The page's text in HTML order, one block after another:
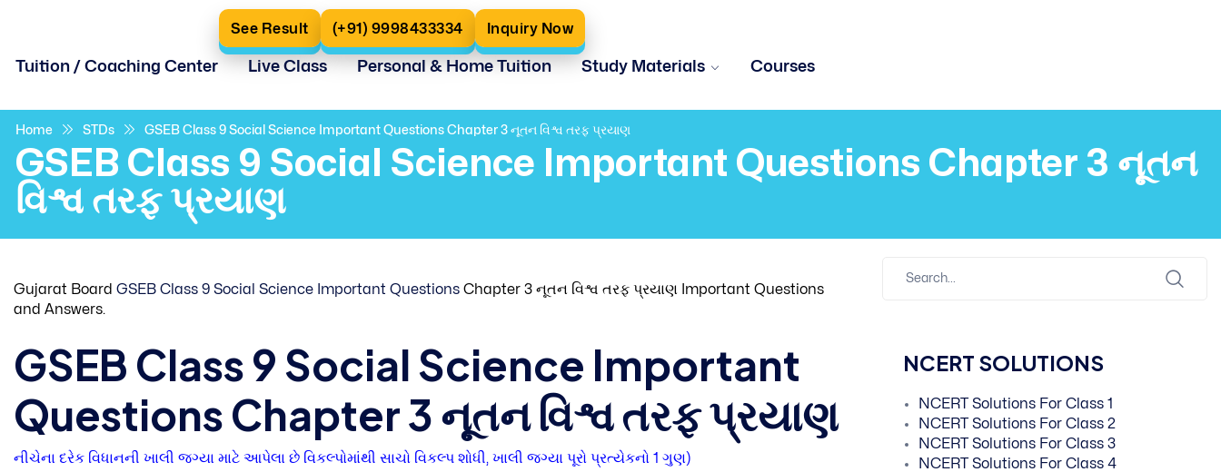
See Result (+91) 9998433334 Inquiry Now
Tuition / Coaching Center Live Class Personal & Home Tuition Study Materials Courses
Home STDs GSEB Class 9 Social Science Important Questions Chapter 3 નૂતન વિશ્વ તરફ પ્રયાણ
GSEB Class 9 Social Science Important Questions Chapter 3 નૂતન
વિશ્વ તરફ પ્રયાણ
Gujarat Board GSEB Class 9 Social Science Important Questions Chapter 3 નૂતન વિશ્વ તરફ પ્રયાણ Important Questions
and Answers.
GSEB Class 9 Social Science Important
Questions Chapter 3 નૂતન વિશ્વ તરફ પ્રયાણ
નીચેના દરેક વિધાનની ખાલી જગ્યા માટે આપેલા છે વિકલ્પોમાંથી સાચો વિકલ્પ શોધી, ખાલી જગ્યા પૂરો પ્રત્યેકનો 1 ગુણ)
NCERT SOLUTIONS
NCERT Solutions For Class 1
NCERT Solutions For Class 2
NCERT Solutions For Class 3
NCERT Solutions For Class 4